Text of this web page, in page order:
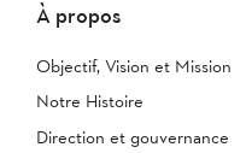
À propos
Objectif, Vision et Mission
Notre Histoire
Direction et gouvernance